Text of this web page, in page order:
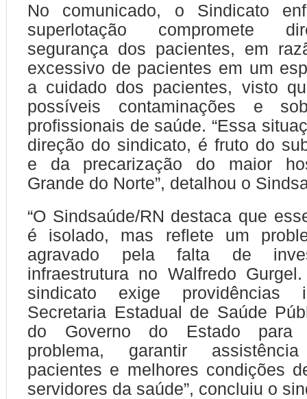
No comunicado, o Sindicato
superlotação compromete
segurança dos pacientes, em
excessivo de pacientes em um
a cuidado dos pacientes, visto
possíveis contaminações e
profissionais de saúde. “Essa
direção do sindicato, é fruto do
e da precarização do maior
Grande do Norte”, detalhou o
“O Sindsaúde/RN destaca que
é isolado, mas reflete um
agravado pela falta de
infraestrutura no Walfredo
sindicato exige providências
Secretaria Estadual de Saúde
do Governo do Estado para
problema, garantir
pacientes e melhores condições
servidores da saúde”, concluiu o